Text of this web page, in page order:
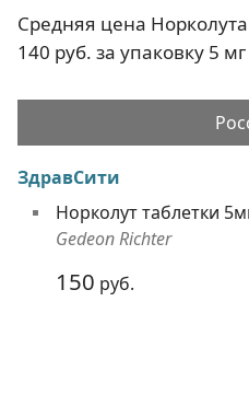
Средняя цена
140 руб. за упаковку 5
ЗдравСити
Норколут таблетки
Gedeon Richter
150 руб.